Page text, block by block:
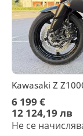
Kawasaki Z
6 199 €
12 124,19 лв
Не се